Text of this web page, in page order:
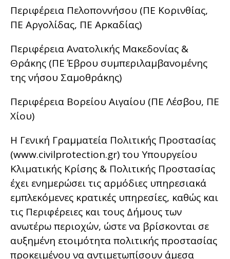
Περιφέρεια Πελοποννήσου (ΠΕ Κορινθίας,
ΠΕ Αργολίδας, ΠΕ Αρκαδίας)
Περιφέρεια Ανατολικής Μακεδονίας &
Θράκης (ΠΕ Έβρου συμπεριλαμβανομένης
της νήσου Σαμοθράκης)
Περιφέρεια Βορείου Αιγαίου (ΠΕ Λέσβου, ΠΕ
Χίου)
Η Γενική Γραμματεία Πολιτικής Προστασίας
(www.civilprotection.gr) του Υπουργείου
Κλιματικής Κρίσης & Πολιτικής Προστασίας
έχει ενημερώσει τις αρμόδιες υπηρεσιακά
εμπλεκόμενες κρατικές υπηρεσίες, καθώς και
τις Περιφέρειες και τους Δήμους των
ανωτέρω περιοχών, ώστε να βρίσκονται σε
αυξημένη ετοιμότητα πολιτικής προστασίας
προκειμένου να αντιμετωπίσουν άμεσα